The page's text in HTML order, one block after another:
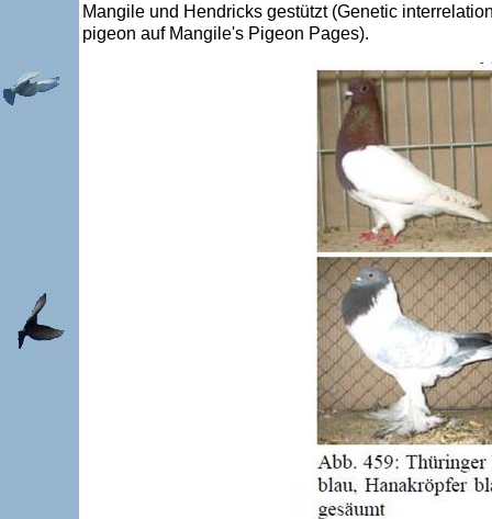
Mangile und Hendricks gestützt (Genetic
pigeon auf Mangile's Pigeon Pages).